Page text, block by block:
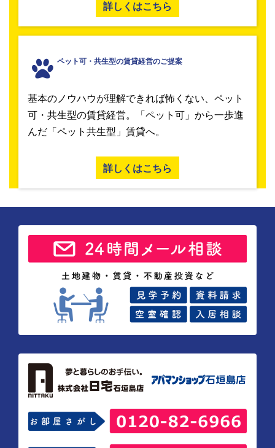
詳しくはこちら
ペット可・共生型の賃貸経営のご提案
基本のノウハウが理解できれば怖くない、ペット
可・共生型の賃貸経営。「ペット可」から一歩進
んだ「ペット共生型」賃貸へ。
詳しくはこちら